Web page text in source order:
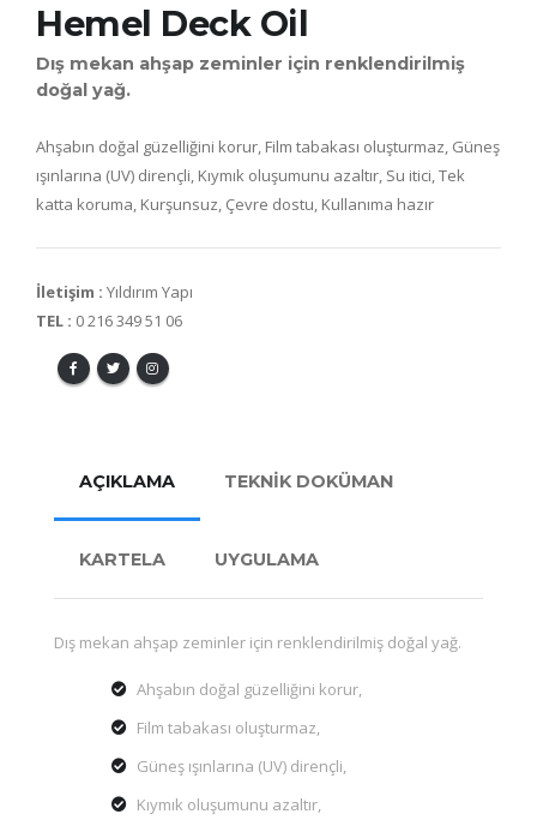
Hemel Deck Oil
Dış mekan ahşap zeminler için renklendirilmiş
doğal yağ.
Ahşabın doğal güzelliğini korur, Film tabakası oluşturmaz, Güneş
ışınlarına (UV) dirençli, Kıymık oluşumunu azaltır, Su itici, Tek
katta koruma, Kurşunsuz, Çevre dostu, Kullanıma hazır
İletişim : Yıldırım Yapı
TEL : 0 216 349 51 06
AÇIKLAMA TEKNİK DOKÜMAN
KARTELA UYGULAMA
Dış mekan ahşap zeminler için renklendirilmiş doğal yağ.
Ahşabın doğal güzelliğini korur,
Film tabakası oluşturmaz,
Güneş ışınlarına (UV) dirençli,
Kıymık oluşumunu azaltır,